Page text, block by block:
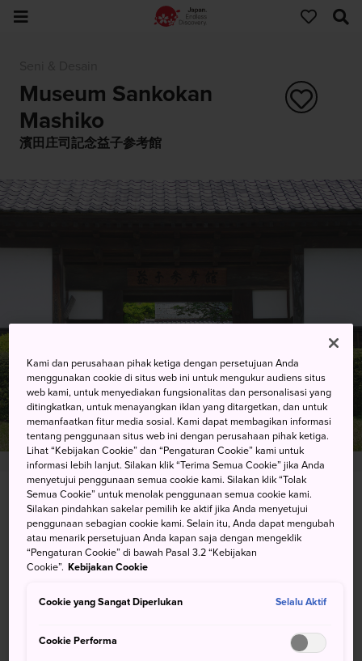
Museum Sankokan
Mashiko
濱田庄司記念益子参考館
3388 Mashiko, Mashiko-machi, Haga-gun, Tochigi-
ken
Lihat pada Peta Google
Kami dan perusahaan pihak ketiga dengan persetujuan Anda
menggunakan cookie di situs web ini untuk mengukur audiens situs
web kami, untuk menyediakan fungsionalitas dan personalisasi yang
ditingkatkan, untuk menayangkan iklan yang ditargetkan, dan untuk
memanfaatkan fitur media sosial. Kami dapat membagikan informasi
tentang penggunaan situs web ini dengan perusahaan pihak ketiga.
Lihat “Kebijakan Cookie” dan “Pengaturan Cookie” kami untuk
informasi lebih lanjut. Silakan klik “Terima Semua Cookie” jika Anda
menyetujui penggunaan semua cookie kami. Silakan klik “Tolak
Semua Cookie” untuk menolak penggunaan semua cookie kami.
Silakan pindahkan sakelar pemilih ke aktif jika Anda menyetujui
penggunaan sebagian cookie kami. Selain itu, Anda dapat mengubah
atau menarik persetujuan Anda kapan saja dengan mengeklik
“Pengaturan Cookie” di bawah Pasal 3.2 “Kebijakan
Cookie”. Kebijakan Cookie
Cookie yang Sangat Diperlukan Selalu Aktif
Cookie Performa